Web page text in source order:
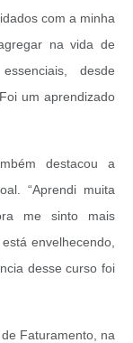
com a minha
na vida de
desde
um aprendizado
destacou a
“Aprendi muita
me sinto mais
envelhecendo,
desse curso foi
Faturamento, na